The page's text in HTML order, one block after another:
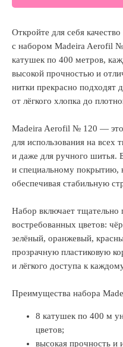
Откройте для себя
с набором Madeira Aerofil
катушек по 400 метров,
высокой прочностью и
нитки прекрасно
от лёгкого хлопка до
Madeira Aerofil № 120 — это
для использования на
и даже для ручного шитья.
и специальному покрытию,
обеспечивая стабильную
Набор включает
востребованных цветов:
зелёный, оранжевый,
прозрачную пластиковую
и лёгкого доступа к
Преимущества набора
8 катушек по 400 м
цветов;
высокая прочность и